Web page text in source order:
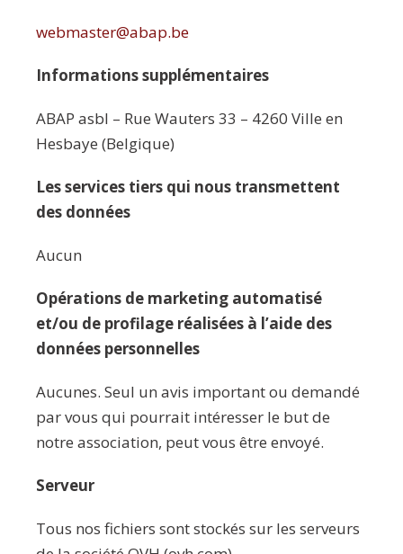
webmaster@abap.be
Informations supplémentaires
ABAP asbl – Rue Wauters 33 – 4260 Ville en
Hesbaye (Belgique)
Les services tiers qui nous transmettent
des données
Aucun
Opérations de marketing automatisé
et/ou de profilage réalisées à l’aide des
données personnelles
Aucunes. Seul un avis important ou demandé
par vous qui pourrait intéresser le but de
notre association, peut vous être envoyé.
Serveur
Tous nos fichiers sont stockés sur les serveurs